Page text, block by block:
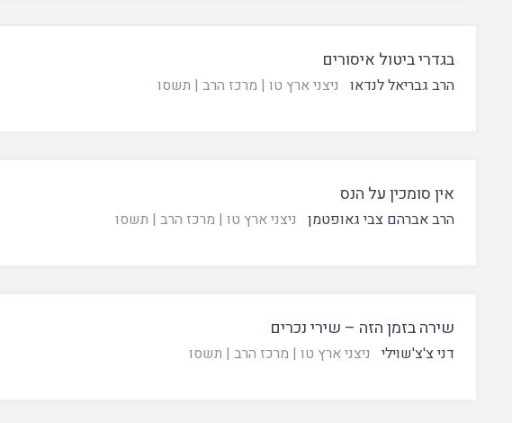
בגדרי ביטול איסורים
הרב גבריאל לנדאו ניצני ארץ טו | מרכז הרב | תשסו
אין סומכין על הנס
הרב אברהם צבי גאופטמן ניצני ארץ טו | מרכז הרב | תשסו
שירה בזמן הזה – שירי נכרים
דני צ'צ'שוילי ניצני ארץ טו | מרכז הרב | תשסו